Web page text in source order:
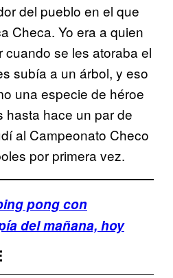
del pueblo en el que
Checa. Yo era a quien
cuando se les atoraba el
subía a un árbol, y eso
una especie de héroe
hasta hace un par de
al Campeonato Checo
por primera vez.
pong con
del mañana, hoy